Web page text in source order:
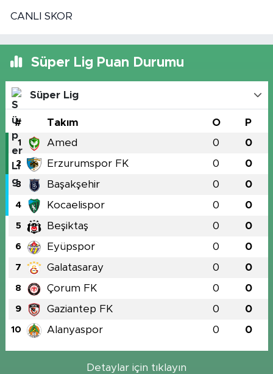
CANLI SKOR
Süper Lig Puan Durumu
Süper Lig
# Takım O P
1 Amed 0 0
2 Erzurumspor FK 0 0
3 Başakşehir 0 0
4 Kocaelispor 0 0
5 Beşiktaş 0 0
6 Eyüpspor 0 0
7 Galatasaray 0 0
8 Çorum FK 0 0
9 Gaziantep FK 0 0
10 Alanyaspor 0 0
Detaylar için tıklayın